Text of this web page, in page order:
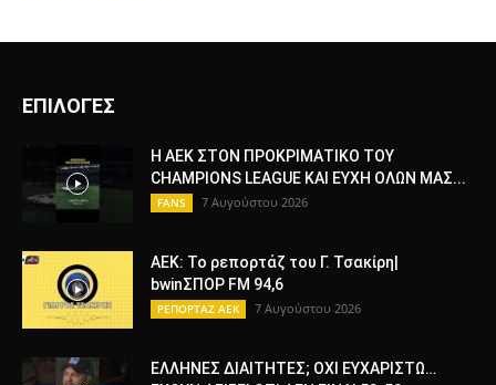
ΕΠΙΛΟΓΕΣ
Η ΑΕΚ ΣΤΟΝ ΠΡΟΚΡΙΜΑΤΙΚΟ ΤΟΥ
CHAMPIONS LEAGUE ΚΑΙ ΕΥΧΗ ΟΛΩΝ ΜΑΣ...
FANS 7 Αυγούστου 2026
ΑΕΚ: Το ρεπορτάζ του Γ. Τσακίρη|
bwinΣΠΟΡ FM 94,6
ΡΕΠΟΡΤΑΖ ΑΕΚ 7 Αυγούστου 2026
ΕΛΛΗΝΕΣ ΔΙΑΙΤΗΤΕΣ; ΟΧΙ ΕΥΧΑΡΙΣΤΩ…